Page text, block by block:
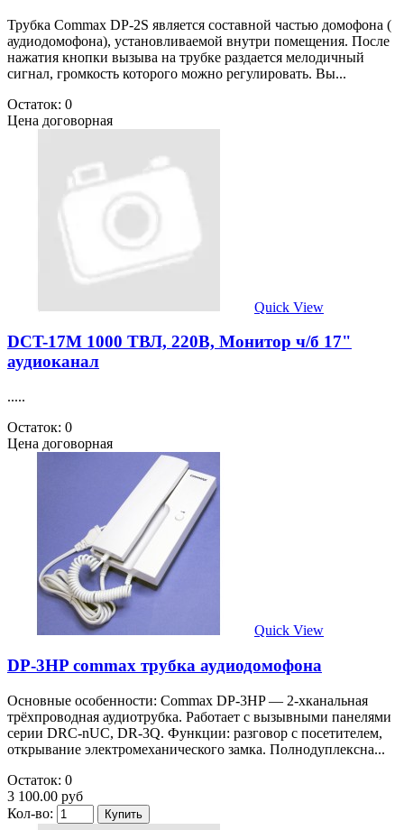
Трубка Commax DP-2S является составной частью домофона (
аудиодомофона), установливаемой внутри помещения. После
нажатия кнопки вызыва на трубке раздается мелодичный
сигнал, громкость которого можно регулировать. Вы...
Остаток: 0
Цена договорная
Quick View
DCT-17M 1000 ТВЛ, 220В, Монитор ч/б 17"
аудиоканал
.....
Остаток: 0
Цена договорная
Quick View
DP-3HP commax трубка аудиодомофона
Основные особенности: Commax DP-3HP — 2-хканальная
трёхпроводная аудиотрубка. Работает с вызывными панелями
серии DRC-nUC, DR-3Q. Функции: разговор с посетителем,
открывание электромеханического замка. Полнодуплексна...
Остаток: 0
3 100.00 руб
Кол-во: